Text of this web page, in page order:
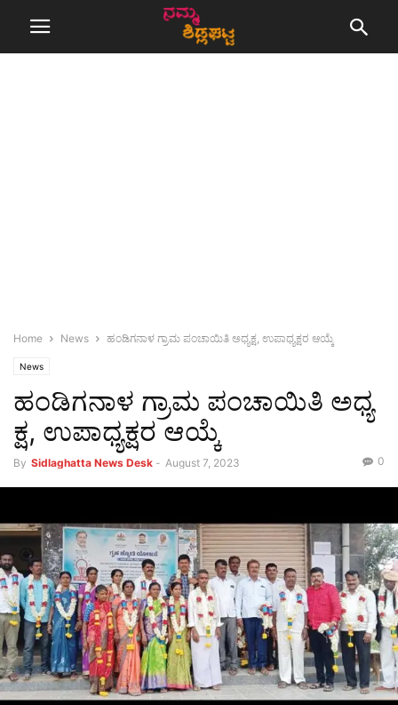
Home News ಹಂಡಿಗನಾಳ ಗ್ರಾಮ ಪಂಚಾಯಿತಿ ಅಧ್ಯಕ್ಷ, ಉಪಾಧ್ಯಕ್ಷರ ಆಯ್ಕೆ
News
ಹಂಡಿಗನಾಳ ಗ್ರಾಮ ಪಂಚಾಯಿತಿ ಅಧ್ಯ
ಕ್ಷ, ಉಪಾಧ್ಯಕ್ಷರ ಆಯ್ಕೆ
By Sidlaghatta News Desk - August 7, 2023 0